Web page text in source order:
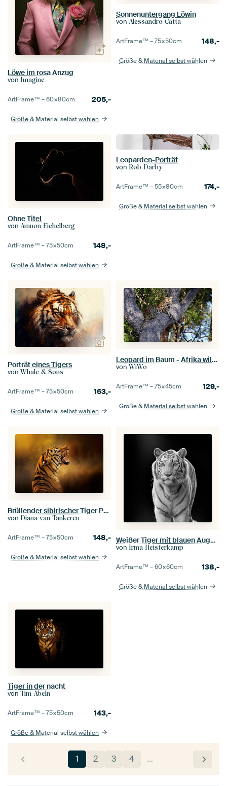
Löwe im rosa Anzug
von Imagine
ArtFrame™ –60×80cm 205,-
Größe & Material selbst wählen
Sonnenuntergang Löwin
von Alessandro Catta
ArtFrame™ –75×50cm 148,-
Größe & Material selbst wählen
Ohne Titel
von Amnon Eichelberg
ArtFrame™ –75×50cm 148,-
Größe & Material selbst wählen
Leoparden-Porträt
von Rob Darby
ArtFrame™ –55×80cm 174,-
Größe & Material selbst wählen
Porträt eines Tigers
von Whale & Sons
ArtFrame™ –75×50cm 163,-
Größe & Material selbst wählen
Leopard im Baum - Afrika wildlife
von WiWo
ArtFrame™ –75×45cm 129,-
Größe & Material selbst wählen
Brüllender sibirischer Tiger Porträt
von Diana van Tankeren
ArtFrame™ –75×50cm 148,-
Größe & Material selbst wählen
Weißer Tiger mit blauen Augen auf dunklem Hintergrund
von Irma Heisterkamp
ArtFrame™ –60×60cm 138,-
Größe & Material selbst wählen
Tiger in der nacht
von Tim Abeln
ArtFrame™ –75×50cm 143,-
Größe & Material selbst wählen
1 2 3 4 …